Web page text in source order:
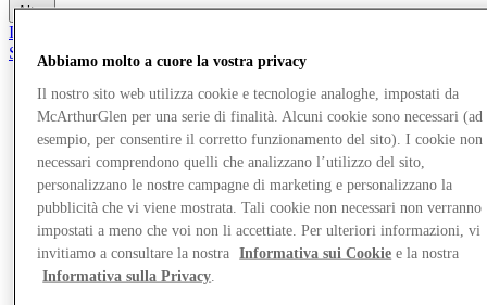
Altro
Il Club
Salvata
it
Negozi
Offerte
Pianifica la tua visita
Cosa c'è in programma
Mangia e Bevi
Gift Card
Servizi
Com'è andata la tua giornata?
Abbiamo molto a cuore la vostra privacy
Il nostro sito web utilizza cookie e tecnologie analoghe, impostati da
McArthurGlen per una serie di finalità. Alcuni cookie sono necessari (ad
esempio, per consentire il corretto funzionamento del sito). I cookie non
necessari comprendono quelli che analizzano l’utilizzo del sito,
personalizzano le nostre campagne di marketing e personalizzano la
pubblicità che vi viene mostrata. Tali cookie non necessari non verranno
impostati a meno che voi non li accettiate. Per ulteriori informazioni, vi
invitiamo a consultare la nostra
Informativa sui Cookie e la nostra
Informativa sulla Privacy